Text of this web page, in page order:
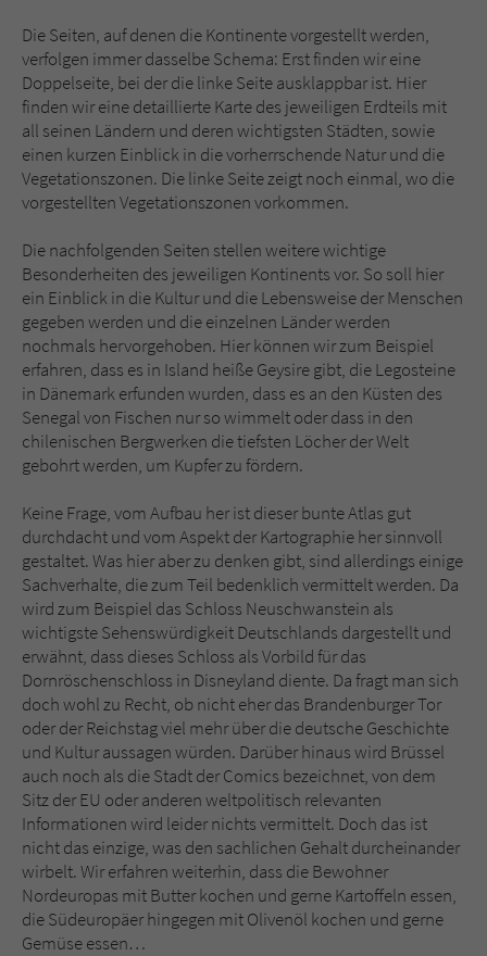
Die Seiten, auf denen die Kontinente vorgestellt werden,
verfolgen immer dasselbe Schema: Erst finden wir eine
Doppelseite, bei der die linke Seite ausklappbar ist. Hier
finden wir eine detaillierte Karte des jeweiligen Erdteils mit
all seinen Ländern und deren wichtigsten Städten, sowie
einen kurzen Einblick in die vorherrschende Natur und die
Vegetationszonen. Die linke Seite zeigt noch einmal, wo die
vorgestellten Vegetationszonen vorkommen.
Die nachfolgenden Seiten stellen weitere wichtige
Besonderheiten des jeweiligen Kontinents vor. So soll hier
ein Einblick in die Kultur und die Lebensweise der Menschen
gegeben werden und die einzelnen Länder werden
nochmals hervorgehoben. Hier können wir zum Beispiel
erfahren, dass es in Island heiße Geysire gibt, die Legosteine
in Dänemark erfunden wurden, dass es an den Küsten des
Senegal von Fischen nur so wimmelt oder dass in den
chilenischen Bergwerken die tiefsten Löcher der Welt
gebohrt werden, um Kupfer zu fördern.
Keine Frage, vom Aufbau her ist dieser bunte Atlas gut
durchdacht und vom Aspekt der Kartographie her sinnvoll
gestaltet. Was hier aber zu denken gibt, sind allerdings einige
Sachverhalte, die zum Teil bedenklich vermittelt werden. Da
wird zum Beispiel das Schloss Neuschwanstein als
wichtigste Sehenswürdigkeit Deutschlands dargestellt und
erwähnt, dass dieses Schloss als Vorbild für das
Dornröschenschloss in Disneyland diente. Da fragt man sich
doch wohl zu Recht, ob nicht eher das Brandenburger Tor
oder der Reichstag viel mehr über die deutsche Geschichte
und Kultur aussagen würden. Darüber hinaus wird Brüssel
auch noch als die Stadt der Comics bezeichnet, von dem
Sitz der EU oder anderen weltpolitisch relevanten
Informationen wird leider nichts vermittelt. Doch das ist
nicht das einzige, was den sachlichen Gehalt durcheinander
wirbelt. Wir erfahren weiterhin, dass die Bewohner
Nordeuropas mit Butter kochen und gerne Kartoffeln essen,
die Südeuropäer hingegen mit Olivenöl kochen und gerne
Gemüse essen…